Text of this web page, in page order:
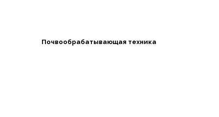
Почвообрабатывающая техника